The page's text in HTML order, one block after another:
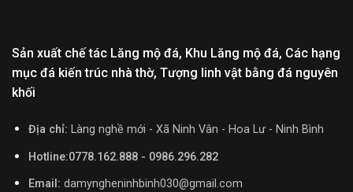
Sản xuất chế tác Lăng mộ đá, Khu Lăng mộ đá, Các hạng
mục đá kiến trúc nhà thờ, Tượng linh vật bằng đá nguyên
khối
Địa chỉ: Làng nghề mới - Xã Ninh Vân - Hoa Lư - Ninh Bình
Hotline:0778.162.888 - 0986.296.282
Email: damyngheninhbinh030@gmail.com